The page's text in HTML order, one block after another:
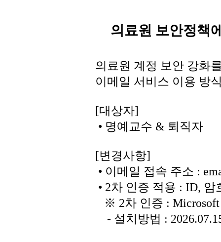
의료원 보안정책
의료원 계정 보안 강화
이메일 서비스 이용 방
[대상자]
• 명예교수 & 퇴직자
[변경사항]
• 이메일 접속 주소 :
• 2차 인증 적용 : ID,
※ 2차 인증 : Microsoft
- 설치방법 :